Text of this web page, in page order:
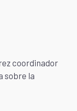
coordinador
sobre la